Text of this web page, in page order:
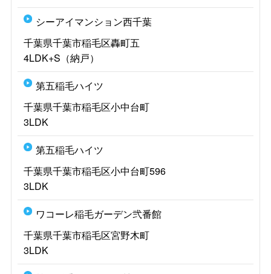
シーアイマンション西千葉
千葉県千葉市稲毛区轟町五
4LDK+S（納戸）
第五稲毛ハイツ
千葉県千葉市稲毛区小中台町
3LDK
第五稲毛ハイツ
千葉県千葉市稲毛区小中台町596
3LDK
ワコーレ稲毛ガーデン弐番館
千葉県千葉市稲毛区宮野木町
3LDK